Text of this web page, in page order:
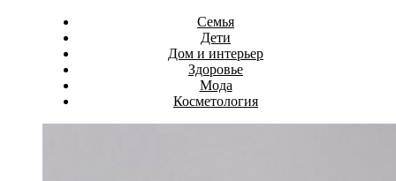
Семья
Дети
Дом и интерьер
Здоровье
Мода
Косметология